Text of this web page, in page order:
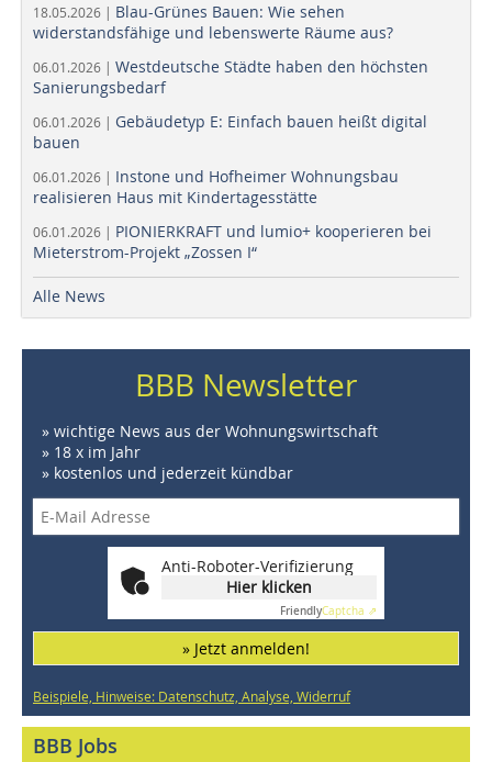
18.05.2026 | Blau-Grünes Bauen: Wie sehen
widerstandsfähige und lebenswerte Räume aus?
06.01.2026 | Westdeutsche Städte haben den höchsten
Sanierungsbedarf
06.01.2026 | Gebäudetyp E: Einfach bauen heißt digital
bauen
06.01.2026 | Instone und Hofheimer Wohnungsbau
realisieren Haus mit Kindertagesstätte
06.01.2026 | PIONIERKRAFT und lumio+ kooperieren bei
Mieterstrom-Projekt „Zossen I“
Alle News
BBB Newsletter
» wichtige News aus der Wohnungswirtschaft
» 18 x im Jahr
» kostenlos und jederzeit kündbar
Anti-Roboter-Verifizierung
Hier klicken
FriendlyCaptcha ⇗
» Jetzt anmelden!
Beispiele, Hinweise: Datenschutz, Analyse, Widerruf
BBB Jobs